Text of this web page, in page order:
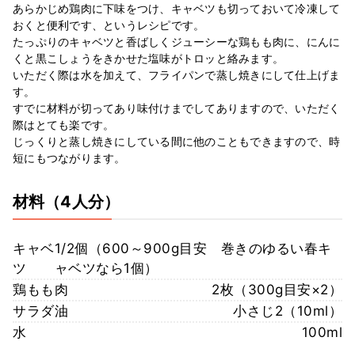
あらかじめ鶏肉に下味をつけ、キャベツも切っておいて冷凍して
おくと便利です、というレシピです。
たっぷりのキャベツと香ばしくジューシーな鶏もも肉に、にんに
くと黒こしょうをきかせた塩味がトロッと絡みます。
いただく際は水を加えて、フライパンで蒸し焼きにして仕上げま
す。
すでに材料が切ってあり味付けまでしてありますので、いただく
際はとても楽です。
じっくりと蒸し焼きにしている間に他のこともできますので、時
短にもつながります。
材料（4人分）
キャベ
ツ
1/2個（600～900g目安 巻きのゆるい春キ
ャベツなら1個）
鶏もも肉
2枚（300g目安×2）
サラダ油
小さじ2（10ml）
水
100ml